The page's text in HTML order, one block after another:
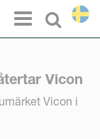
Select
Menu
Vicon
Vicon i